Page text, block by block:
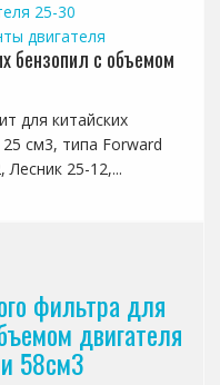
25-30
двигателя
бензопил с объемом
для китайских
см3, типа Forward
Лесник 25-12,...
фильтра для
двигателя
58см3